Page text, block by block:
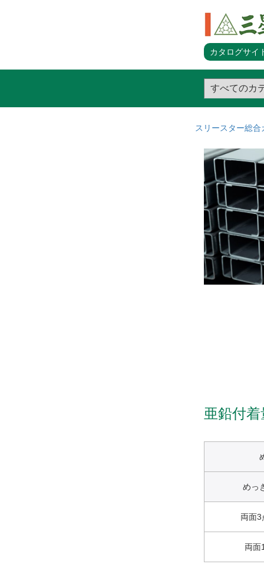
カタログサイ
スリースター総合
亜鉛付着
めっ
両面3
両面